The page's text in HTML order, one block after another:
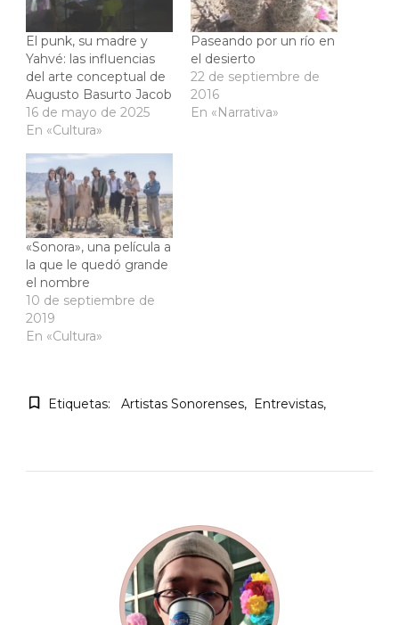
El punk, su madre y
Yahvé: las influencias
del arte conceptual de
Augusto Basurto Jacob
16 de mayo de 2025
En «Cultura»
Paseando por un río en
el desierto
22 de septiembre de
2016
En «Narrativa»
«Sonora», una película a
la que le quedó grande
el nombre
10 de septiembre de
2019
En «Cultura»
Etiquetas: Artistas Sonorenses Entrevistas